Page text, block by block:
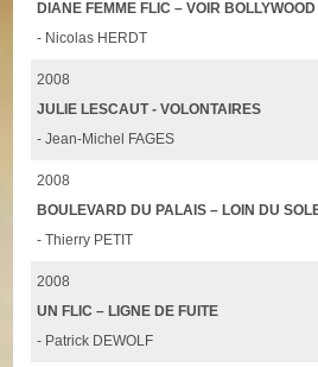
DIANE FEMME FLIC – VOIR
- Nicolas HERDT
2008
JULIE LESCAUT - VOLONTAIRES
- Jean-Michel FAGES
2008
BOULEVARD DU PALAIS – LOIN DU
- Thierry PETIT
2008
UN FLIC – LIGNE DE FUITE
- Patrick DEWOLF